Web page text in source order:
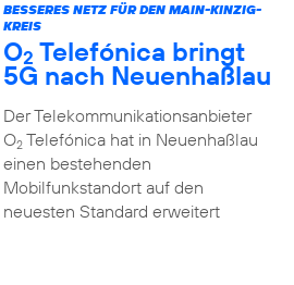
BESSERES NETZ FÜR DEN MAIN-KINZIG-
KREIS
O2 Telefónica bringt
5G nach Neuenhaßlau
Der Telekommunikationsanbieter
O2Telefónica hat in Neuenhaßlau
einen bestehenden
Mobilfunkstandort auf den
neuesten Standard erweitert